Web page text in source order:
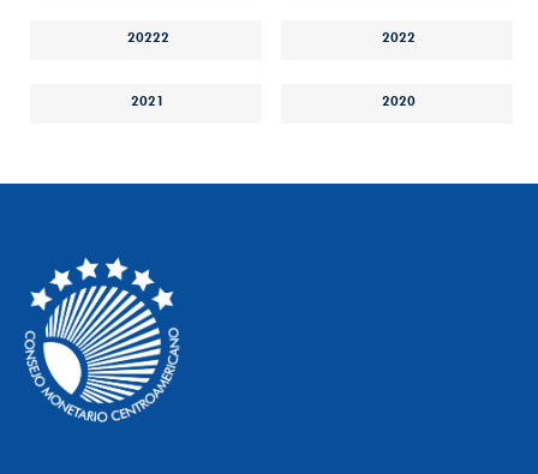
20222 2022
2021 2020